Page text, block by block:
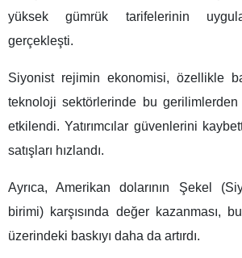
yüksek gümrük tarifelerinin
gerçekleşti.
Siyonist rejimin ekonomisi, özellikle
teknoloji sektörlerinde bu
etkilendi. Yatırımcılar güvenlerini
satışları hızlandı.
Ayrıca, Amerikan dolarının Şekel
birimi) karşısında değer kazanması,
üzerindeki baskıyı daha da artırdı.